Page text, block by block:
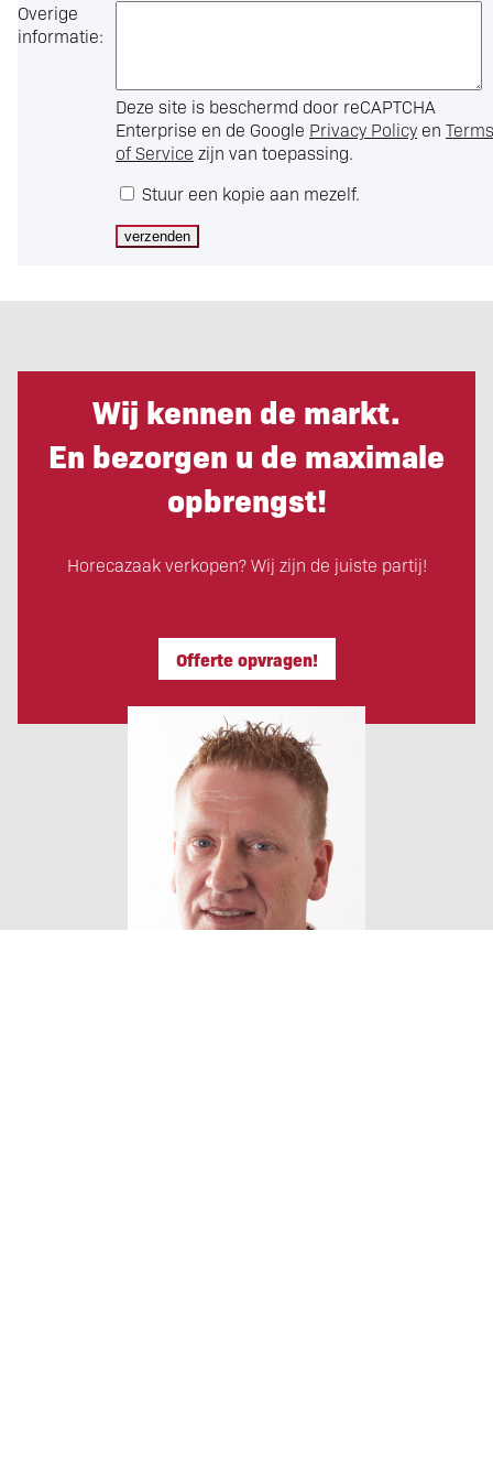
Overige
informatie:
Deze site is beschermd door reCAPTCHA
Enterprise en de Google Privacy Policy en Terms
of Service zijn van toepassing.
Stuur een kopie aan mezelf.
Wij kennen de markt.
En bezorgen u de maximale
opbrengst!
Horecazaak verkopen? Wij zijn de juiste partij!
Offerte opvragen!